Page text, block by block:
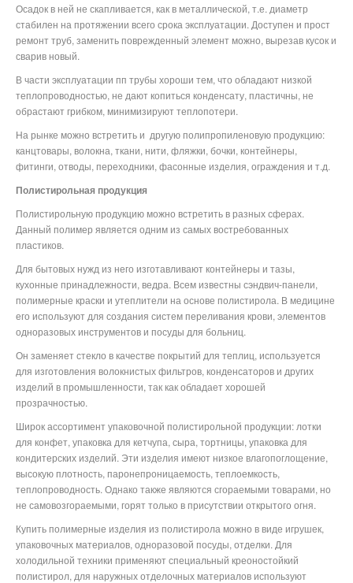
Осадок в ней не скапливается, как в металлической, т.е. диаметр
стабилен на протяжении всего срока эксплуатации. Доступен и прост
ремонт труб, заменить поврежденный элемент можно, вырезав кусок и
сварив новый.
В части эксплуатации пп трубы хороши тем, что обладают низкой
теплопроводностью, не дают копиться конденсату, пластичны, не
обрастают грибком, минимизируют теплопотери.
На рынке можно встретить и другую полипропиленовую продукцию:
канцтовары, волокна, ткани, нити, фляжки, бочки, контейнеры,
фитинги, отводы, переходники, фасонные изделия, ограждения и т.д.
Полистирольная продукция
Полистирольную продукцию можно встретить в разных сферах.
Данный полимер является одним из самых востребованных
пластиков.
Для бытовых нужд из него изготавливают контейнеры и тазы,
кухонные принадлежности, ведра. Всем известны сэндвич-панели,
полимерные краски и утеплители на основе полистирола. В медицине
его используют для создания систем переливания крови, элементов
одноразовых инструментов и посуды для больниц.
Он заменяет стекло в качестве покрытий для теплиц, используется
для изготовления волокнистых фильтров, конденсаторов и других
изделий в промышленности, так как обладает хорошей
прозрачностью.
Широк ассортимент упаковочной полистирольной продукции: лотки
для конфет, упаковка для кетчупа, сыра, тортницы, упаковка для
кондитерских изделий. Эти изделия имеют низкое влагопоглощение,
высокую плотность, паронепроницаемость, теплоемкость,
теплопроводность. Однако также являются сгораемыми товарами, но
не самовозгораемыми, горят только в присутствии открытого огня.
Купить полимерные изделия из полистирола можно в виде игрушек,
упаковочных материалов, одноразовой посуды, отделки. Для
холодильной техники применяют специальный креоностойкий
полистирол, для наружных отделочных материалов используют